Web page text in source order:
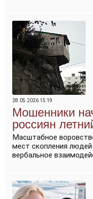
28.05.2026 15:19
Мошенники
россиян
Масштабное
мест скопления людей
вербальное